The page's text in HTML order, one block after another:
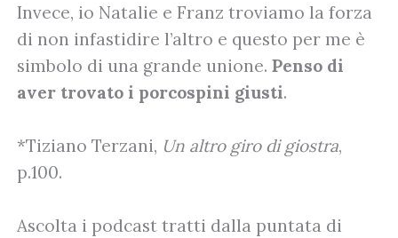
Invece, io Natalie e Franz troviamo la forza
di non infastidire l’altro e questo per me è
simbolo di una grande unione. Penso di
aver trovato i porcospini giusti.
*Tiziano Terzani, Un altro giro di giostra,
p.100.
Ascolta i podcast tratti dalla puntata di